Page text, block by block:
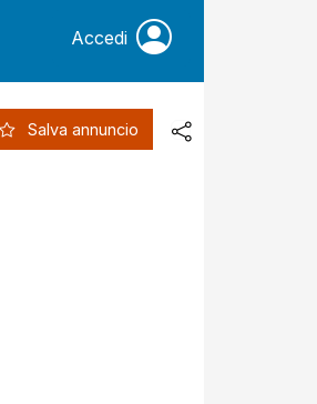
Accedi
Salva annuncio